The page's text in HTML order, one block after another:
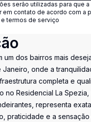
serão utilizadas para que
em contato de acordo com a
termos de serviço
um dos bairros mais
Janeiro, onde a
completa e
no Residencial La
representa
praticidade e a sensação